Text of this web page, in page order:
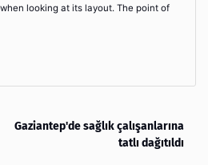
looking at its layout. The point of
Gaziantep'de sağlık çalışanlarına
tatlı dağıtıldı